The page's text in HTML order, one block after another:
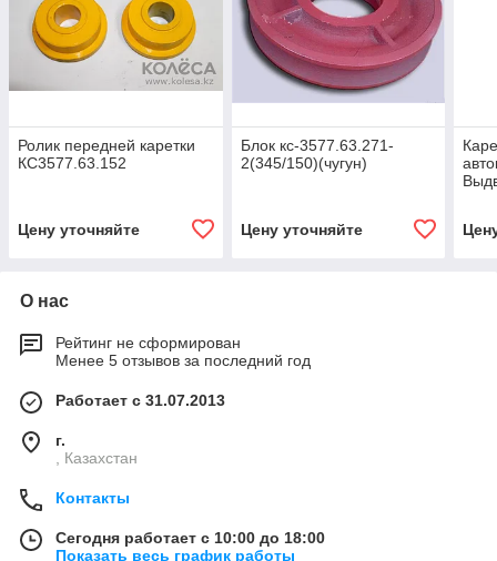
Ролик передней каретки
КС3577.63.152
Цену уточняйте
Блок кс-3577.63.271-
2(345/150)(чугун)
Цену уточняйте
О нас
Рейтинг не сформирован
Менее 5 отзывов за последний год
Работает с 31.07.2013
г.
, Казахстан
Контакты
Сегодня работает с 10:00 до 18:00
Показать весь график работы